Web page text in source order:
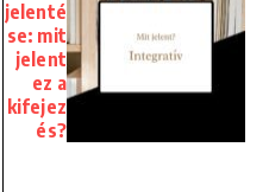
jelenté
se: mit
jelent
ez a
kifejez
és?